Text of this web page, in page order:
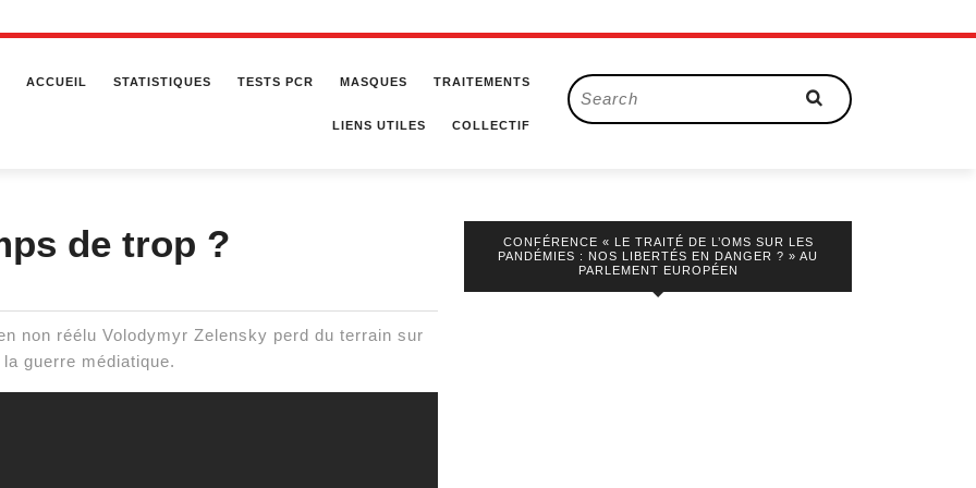
ACCUEIL STATISTIQUES TESTS PCR MASQUES TRAITEMENTS
LIENS UTILES COLLECTIF
Search
for:
de trop ?
non réélu Volodymyr Zelensky perd du terrain sur
guerre médiatique.
CONFÉRENCE « LE TRAITÉ DE L’OMS SUR LES
PANDÉMIES : NOS LIBERTÉS EN DANGER ? » AU
PARLEMENT EUROPÉEN